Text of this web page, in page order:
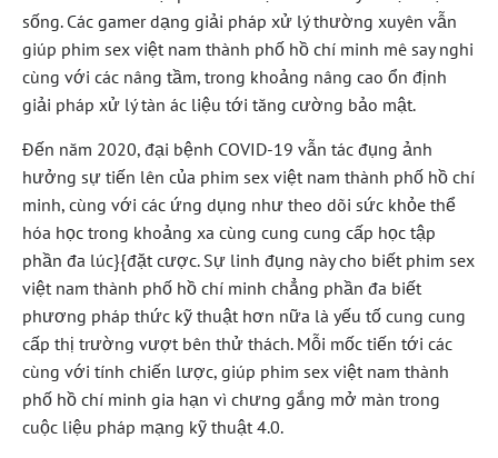
sống. Các gamer dạng giải pháp xử lý thường xuyên vẫn
giúp phim sex việt nam thành phố hồ chí minh mê say nghi
cùng với các nâng tầm, trong khoảng nâng cao ổn định
giải pháp xử lý tàn ác liệu tới tăng cường bảo mật.
Đến năm 2020, đại bệnh COVID-19 vẫn tác đụng ảnh
hưởng sự tiến lên của phim sex việt nam thành phố hồ chí
minh, cùng với các ứng dụng như theo dõi sức khỏe thể
hóa học trong khoảng xa cùng cung cung cấp học tập
phần đa lúc}{đặt cược. Sự linh đụng này cho biết phim sex
việt nam thành phố hồ chí minh chẳng phần đa biết
phương pháp thức kỹ thuật hơn nữa là yếu tố cung cung
cấp thị trường vượt bên thử thách. Mỗi mốc tiến tới các
cùng với tính chiến lược, giúp phim sex việt nam thành
phố hồ chí minh gia hạn vì chưng gắng mở màn trong
cuộc liệu pháp mạng kỹ thuật 4.0.